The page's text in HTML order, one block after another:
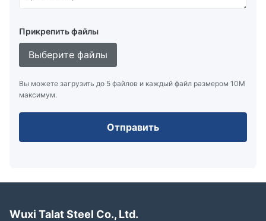
Прикрепить файлы
Выберите файлы
Вы можете загрузить до 5 файлов и каждый файл размером 10M
максимум.
Отправить
Wuxi Talat Steel Co., Ltd.